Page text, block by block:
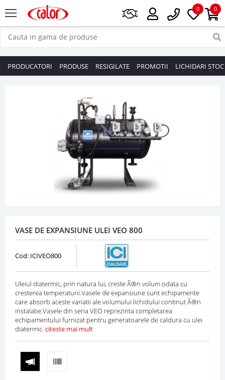
0
0
PRODUCATORI PRODUSE RESIGILATE PROMOTII LICHIDARI STOC
VASE DE EXPANSIUNE ULEI VEO 800
Cod: ICIVEO800
Uleiul diatermic, prin natura lui, creste Ã®n volum odata cu
cresterea temperaturii.Vasele de expansiune sunt echipamente
care absorb aceste variatii ale volumului lichidului continut Ã®n
instalatie.Vasele din seria VEO reprezinta completarea
echipamentului furnizat pentru generatoarele de caldura cu ulei
diatermic. citeste mai mult